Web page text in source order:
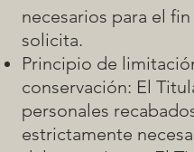
necesarios para el
solicita.
Principio de
conservación: El
personales
estrictamente